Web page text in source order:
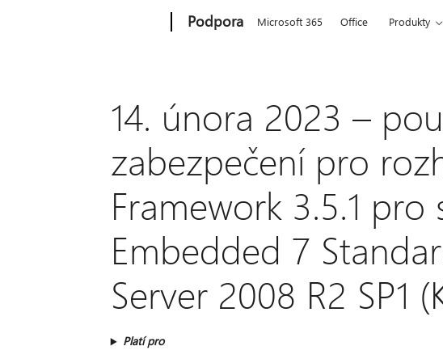
Podpora Microsoft 365 Office Produkty
14. února 2023 –
zabezpečení pro
Framework 3.5.1
Embedded 7
Server 2008 R2 SP1
Platí pro